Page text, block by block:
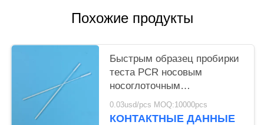
Похожие продукты
Быстрым образец пробирки
теста PCR носовым
носоглоточным
собираннсяый нейлоном
собирает
0.03usd/pcs MOQ:10000pcs
КОНТАКТНЫЕ ДАННЫЕ